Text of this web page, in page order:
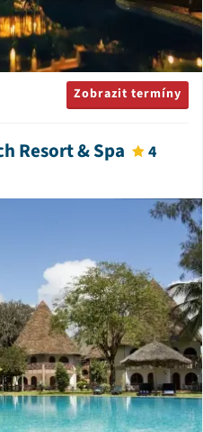
Zobrazit termíny
Resort & Spa 4